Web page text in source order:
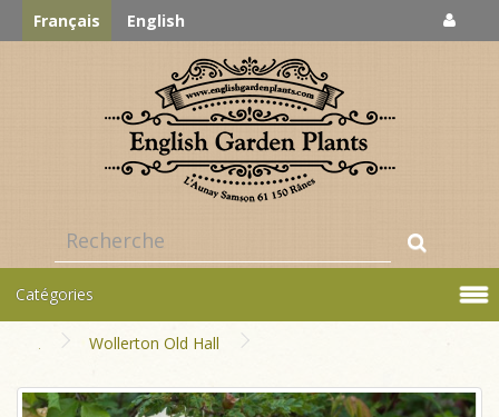
Français English
Catégories
Wollerton Old Hall